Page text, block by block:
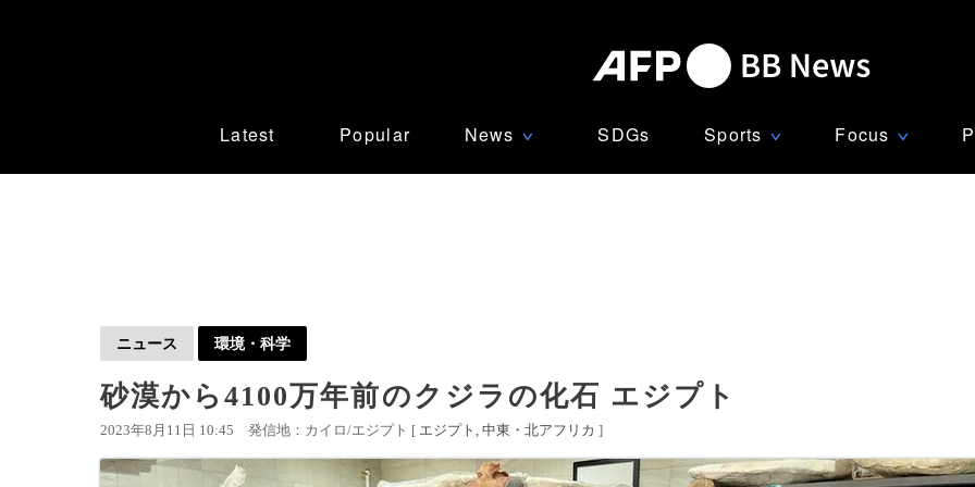
Latest Popular News ∨ SDGs Sports ∨ Focus ∨
ニュース 環境・科学
砂漠から4100万年前のクジラの化石 エジプト
2023年8月11日 10:45 発信地：カイロ/エジプト [ エジプト 中東・北アフリカ ]